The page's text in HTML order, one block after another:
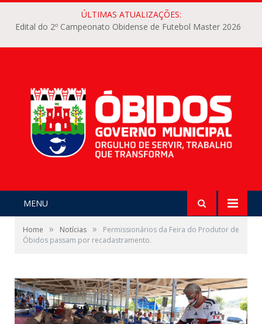
ÚLTIMAS ATUALIZAÇÕES:
Edital do 2º Campeonato Obidense de Futebol Master 2026
MENU
Home » Notícias »
Permissionários da Feira do Produtor de
Óbidos passam por recadastramento.